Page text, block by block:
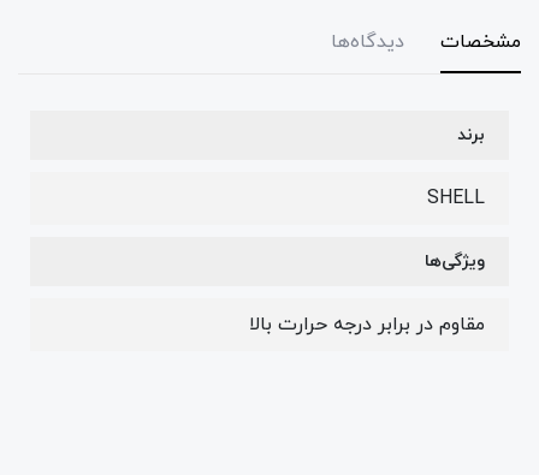
مشخصات دیدگاه‌ها
برند
SHELL
ویژگی‌ها
مقاوم در برابر درجه حرارت بالا